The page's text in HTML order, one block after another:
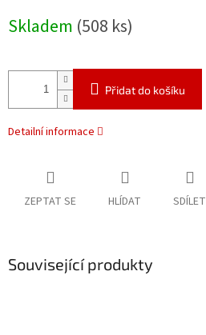
cena:
Skladem (508 ks)
Přidat do košíku
Detailní informace
ZEPTAT SE HLÍDAT SDÍLET
Související produkty